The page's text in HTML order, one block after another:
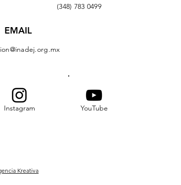
(348) 783 0499
EMAIL
Instagram YouTube
Kreativa